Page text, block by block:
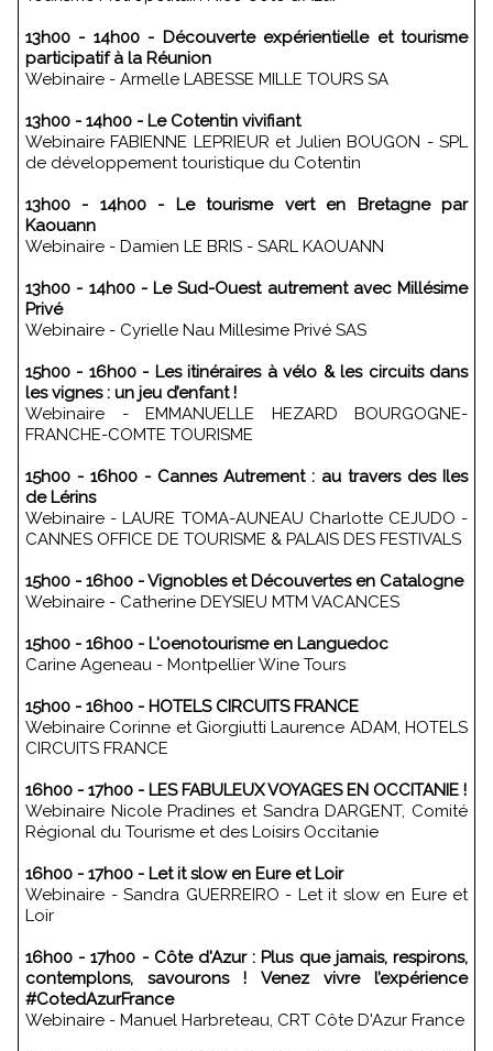
13h00 - 14h00 - Découverte expérientielle et tourisme
participatif à la Réunion
Webinaire - Armelle LABESSE MILLE TOURS SA
13h00 - 14h00 - Le Cotentin vivifiant
Webinaire FABIENNE LEPRIEUR et Julien BOUGON - SPL
de développement touristique du Cotentin
13h00 - 14h00 - Le tourisme vert en Bretagne par
Kaouann
Webinaire - Damien LE BRIS - SARL KAOUANN
13h00 - 14h00 - Le Sud-Ouest autrement avec Millésime
Privé
Webinaire - Cyrielle Nau Millesime Privé SAS
15h00 - 16h00 - Les itinéraires à vélo & les circuits dans
les vignes : un jeu d’enfant !
Webinaire - EMMANUELLE HEZARD BOURGOGNE-
FRANCHE-COMTE TOURISME
15h00 - 16h00 - Cannes Autrement : au travers des Iles
de Lérins
Webinaire - LAURE TOMA-AUNEAU Charlotte CEJUDO -
CANNES OFFICE DE TOURISME & PALAIS DES FESTIVALS
15h00 - 16h00 - Vignobles et Découvertes en Catalogne
Webinaire - Catherine DEYSIEU MTM VACANCES
15h00 - 16h00 - L'oenotourisme en Languedoc
Carine Ageneau - Montpellier Wine Tours
15h00 - 16h00 - HOTELS CIRCUITS FRANCE
Webinaire Corinne et Giorgiutti Laurence ADAM, HOTELS
CIRCUITS FRANCE
16h00 - 17h00 - LES FABULEUX VOYAGES EN OCCITANIE !
Webinaire Nicole Pradines et Sandra DARGENT, Comité
Régional du Tourisme et des Loisirs Occitanie
16h00 - 17h00 - Let it slow en Eure et Loir
Webinaire - Sandra GUERREIRO - Let it slow en Eure et
Loir
16h00 - 17h00 - Côte d'Azur : Plus que jamais, respirons,
contemplons, savourons ! Venez vivre l’expérience
#CotedAzurFrance
Webinaire - Manuel Harbreteau, CRT Côte D'Azur France